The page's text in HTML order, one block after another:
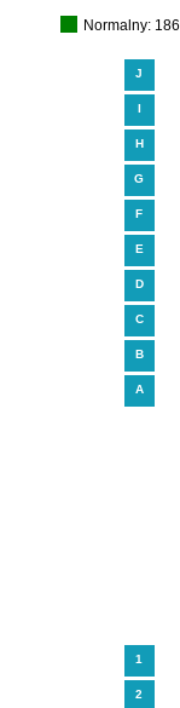
Normalny:
J
I
H
G
F
E
D
C
B
A
1
2